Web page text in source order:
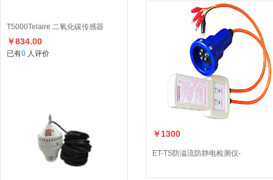
T5000Telaire 二氧化碳传感器
￥834.00
已有0 人评价
￥1300
ET-TS防溢流防静电检测仪-